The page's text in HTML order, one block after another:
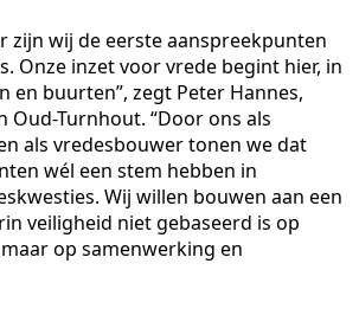
zijn wij de eerste aanspreekpunten
Onze inzet voor vrede begint hier, in
en buurten”, zegt Peter Hannes,
Oud-Turnhout. “Door ons als
als vredesbouwer tonen we dat
wél een stem hebben in
Wij willen bouwen aan een
veiligheid niet gebaseerd is op
op samenwerking en